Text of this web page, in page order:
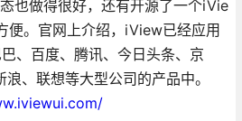
也做得很好，还有开源了一个iVie
便。官网上介绍，iView已经应用
、百度、腾讯、今日头条、京
、联想等大型公司的产品中。